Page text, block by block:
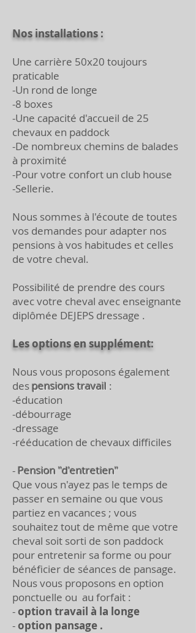
Nos installations :
Une carrière 50x20 toujours
praticable
-Un rond de longe
-8 boxes
-Une capacité d'accueil de 25
chevaux en paddock
-De nombreux chemins de balades
à proximité
-Pour votre confort un club house
-Sellerie.
Nous sommes à l'écoute de toutes
vos demandes pour adapter nos
pensions à vos habitudes et celles
de votre cheval.
Possibilité de prendre des cours
avec votre cheval avec enseignante
diplômée DEJEPS dressage .
Les options en supplément:
Nous vous proposons également
despensions travail :
-éducation
-débourrage
-dressage
-rééducation de chevaux difficiles
-Pension "d'entretien"
Que vous n'ayez pas le temps de
passer en semaine ou que vous
partiez en vacances ; vous
souhaitez tout de même que votre
cheval soit sorti de son paddock
pour entretenir sa forme ou pour
bénéficier de séances de pansage.
Nous vous proposons en option
ponctuelle ou au forfait :
-option travail à la longe
-option pansage .